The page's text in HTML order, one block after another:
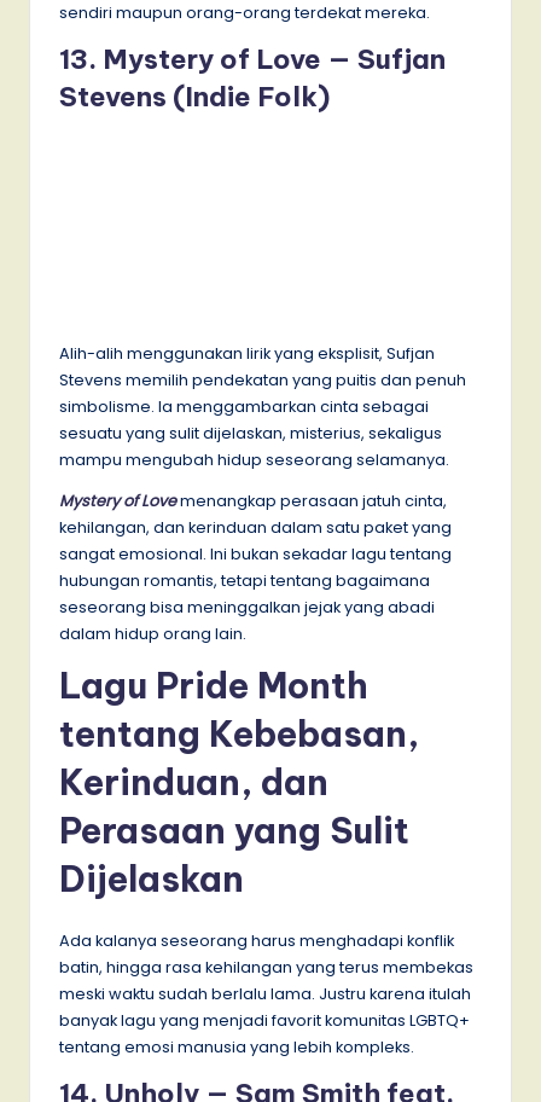
sendiri maupun orang-orang terdekat mereka.
13. Mystery of Love — Sufjan
Stevens (Indie Folk)
Alih-alih menggunakan lirik yang eksplisit, Sufjan
Stevens memilih pendekatan yang puitis dan penuh
simbolisme. Ia menggambarkan cinta sebagai
sesuatu yang sulit dijelaskan, misterius, sekaligus
mampu mengubah hidup seseorang selamanya.
Mystery of Lovemenangkap perasaan jatuh cinta,
kehilangan, dan kerinduan dalam satu paket yang
sangat emosional. Ini bukan sekadar lagu tentang
hubungan romantis, tetapi tentang bagaimana
seseorang bisa meninggalkan jejak yang abadi
dalam hidup orang lain.
Lagu Pride Month
tentang Kebebasan,
Kerinduan, dan
Perasaan yang Sulit
Dijelaskan
Ada kalanya seseorang harus menghadapi konflik
batin, hingga rasa kehilangan yang terus membekas
meski waktu sudah berlalu lama. Justru karena itulah
banyak lagu yang menjadi favorit komunitas LGBTQ+
tentang emosi manusia yang lebih kompleks.
14. Unholy — Sam Smith feat.